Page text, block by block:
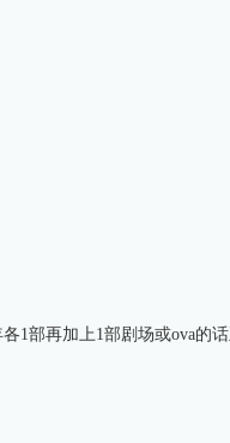
1部再加上1部剧场或ova的